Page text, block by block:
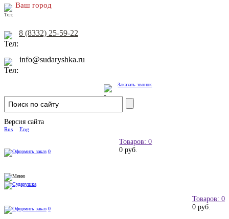
Ваш город
8 (8332) 25-59-22
info@sudaryshka.ru
Заказать звонок
Версия сайта
Rus Eng
Товаров: 0
0 руб.
0
Товаров: 0
0 руб.
0